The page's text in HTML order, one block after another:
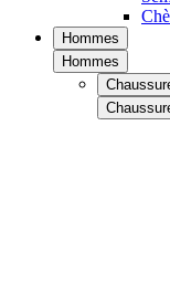
Hommes
Hommes